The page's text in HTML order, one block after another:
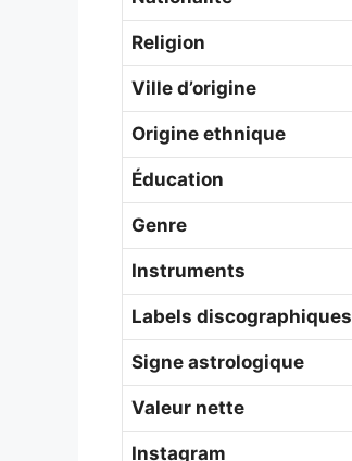
Religion
Ville d’origine
Origine ethnique
Éducation
Genre
Instruments
Labels discographiques
Signe astrologique
Valeur nette
Instagram